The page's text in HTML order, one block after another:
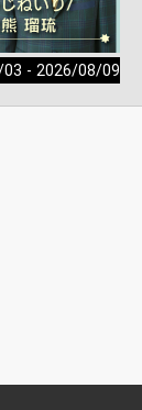
- 2026/08/09